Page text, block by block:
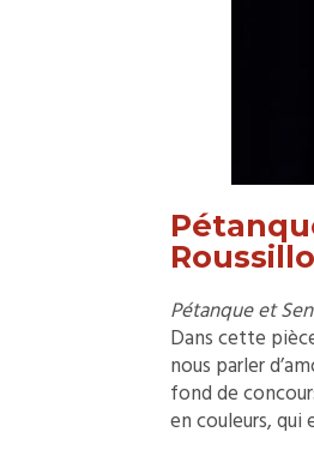
Pétanque et
Dans cette
nous parler
fond de
en couleurs,